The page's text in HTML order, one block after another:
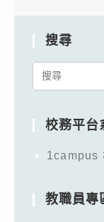
搜尋
Search
校務平台
1campus
教職員專